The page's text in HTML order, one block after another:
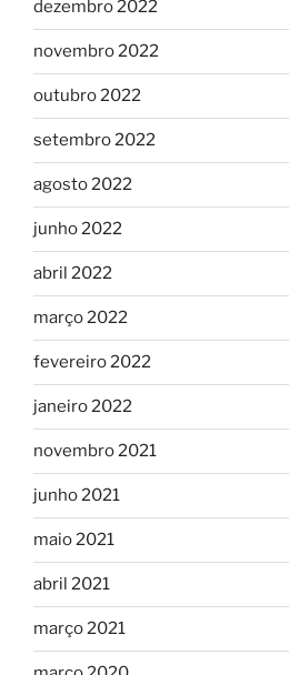
dezembro 2022
novembro 2022
outubro 2022
setembro 2022
agosto 2022
junho 2022
abril 2022
março 2022
fevereiro 2022
janeiro 2022
novembro 2021
junho 2021
maio 2021
abril 2021
março 2021